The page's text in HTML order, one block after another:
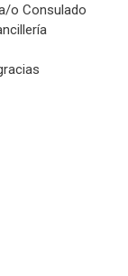
o Consulado